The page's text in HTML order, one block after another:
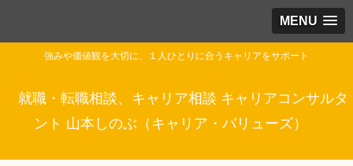
MENU
強みや価値観を大切に、１人ひとりに合うキャリアをサポート
就職・転職相談、キャリア相談 キャリアコンサルタ
ント 山本しのぶ（キャリア・バリューズ）